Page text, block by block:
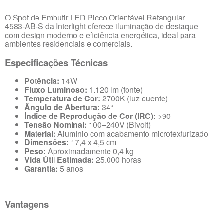
O Spot de Embutir LED Picco Orientável Retangular
4583‑AB‑S da Interlight oferece iluminação de destaque
com design moderno e eficiência energética, ideal para
ambientes residenciais e comerciais.
Especificações Técnicas
Potência: 14W
Fluxo Luminoso: 1.120 lm (fonte)
Temperatura de Cor: 2700K (luz quente)
Ângulo de Abertura: 34°
Índice de Reprodução de Cor (IRC): >90
Tensão Nominal: 100–240V (Bivolt)
Material: Alumínio com acabamento microtexturizado
Dimensões: 17,4 x 4,5 cm
Peso: Aproximadamente 0,4 kg
Vida Útil Estimada: 25.000 horas
Garantia: 5 anos
Vantagens